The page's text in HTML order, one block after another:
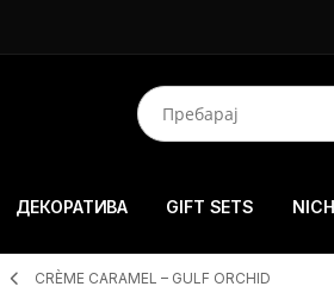
ДЕКОРАТИВА GIFT SETS
CRÈME CARAMEL – GULF ORCHID